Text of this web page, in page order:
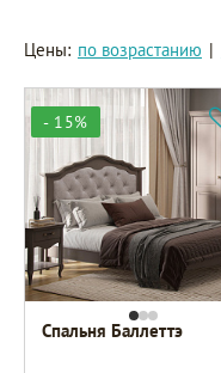
Цены: по возрастанию |
- 15%
Спальня Баллеттэ